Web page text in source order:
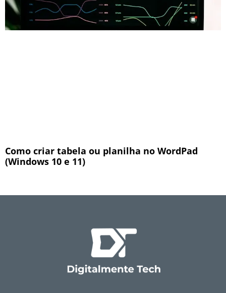
Como criar tabela ou planilha no WordPad
(Windows 10 e 11)